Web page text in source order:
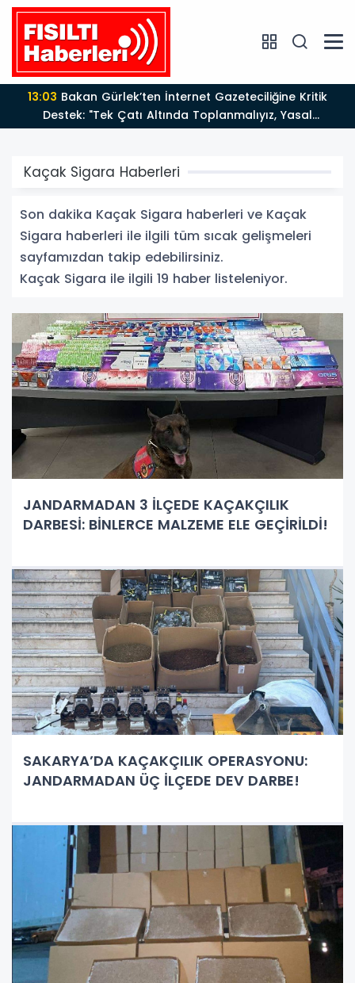
12:12Fısıltı Haberleri Yazarı Dr. Canan Yılmaz’a
Uluslararası Alanda Büyük Onur: “Dr. A.P.J. Abdul
Kalam İlham Ödülü 2026”
Kaçak Sigara Haberleri
Son dakika Kaçak Sigara haberleri ve Kaçak
Sigara haberleri ile ilgili tüm sıcak gelişmeleri
sayfamızdan takip edebilirsiniz.
Kaçak Sigara ile ilgili 19 haber listeleniyor.
JANDARMADAN 3 İLÇEDE KAÇAKÇILIK
DARBESİ: BİNLERCE MALZEME ELE GEÇİRİLDİ!
SAKARYA’DA KAÇAKÇILIK OPERASYONU:
JANDARMADAN ÜÇ İLÇEDE DEV DARBE!